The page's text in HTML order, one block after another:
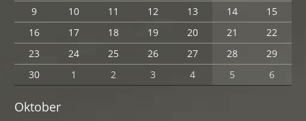
9
10 11 12 13 14
15
16
17 18 19 20 21
22
23
24 25 26 27 28
29
30
1 2 3 4 5 6
Oktober